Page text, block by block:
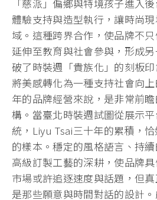
「慈派」偏鄉與特境孩子進入
體驗支持與造型執行，讓時尚
域。這種跨界合作，使品牌不
延伸至教育與社會參與，形成
破了時裝週「貴族化」的刻板
將美感轉化為一種支持社會向
年的品牌經營來說，是非常前
構。當臺北時裝週試圖從展示
統，Liyu Tsai三十年的累積，
的樣本。穩定的風格語言、持
高級訂製工藝的深耕，使品牌
市場或許追逐速度與話題，但
是那些願意與時間對話的設計